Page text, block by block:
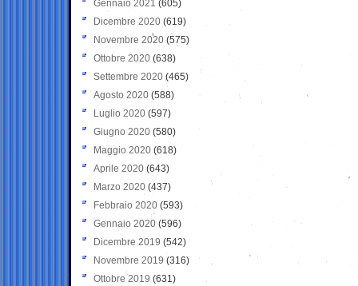
Gennaio 2021 (605)
Dicembre 2020 (619)
Novembre 2020 (575)
Ottobre 2020 (638)
Settembre 2020(465)
Agosto 2020 (588)
Luglio 2020 (597)
Giugno 2020 (580)
Maggio 2020 (618)
Aprile 2020 (643)
Marzo 2020 (437)
Febbraio 2020 (593)
Gennaio 2020 (596)
Dicembre 2019 (542)
Novembre 2019 (316)
Ottobre 2019 (631)